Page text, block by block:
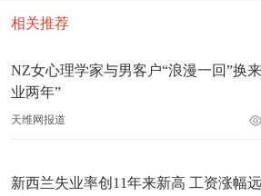
相关推荐
NZ女心理学家与男客户“浪漫一回”换
业两年”
天维网报道
新西兰失业率创11年来新高 工资涨幅